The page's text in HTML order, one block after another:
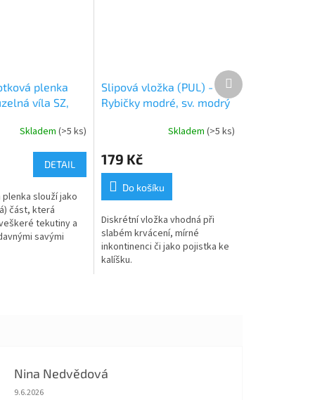
plenka
víla SZ,
Skladem(>5 ks)
DETAIL
slouží jako
část, která
tekutiny a
savými
Slipová vložka (PUL) -
Rybičky modré, sv. modrý
Skladem (>5 ks)
179 Kč
Do košíku
Diskrétní vložka vhodná při
slabém krvácení, mírné
inkontinenci či jako pojistka ke
kalíšku.
Další
produkt
Nina Nedvědová
Hodnocení obchodu je 5 z 5 hvězdiček.
9.6.2026